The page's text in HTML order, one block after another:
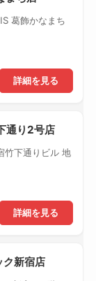
葛飾かなまち
詳細を見る
通り2号店
竹下通りビル 地
詳細を見る
新宿店